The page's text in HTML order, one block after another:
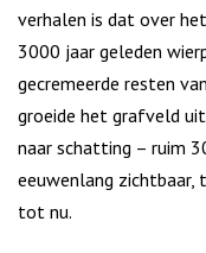
verhalen is dat over
3000 jaar geleden
gecremeerde resten
groeide het grafveld
naar schatting – ruim
eeuwenlang zichtbaar,
tot nu.